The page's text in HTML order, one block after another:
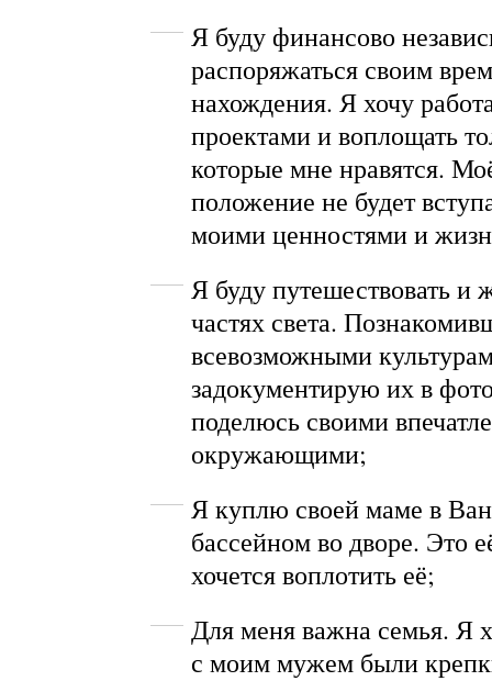
Я буду финансово
распоряжаться своим
нахождения. Я хочу
проектами и воплощать
которые мне нравятся.
положение не будет
моими ценностями и
Я буду путешествовать и
частях света.
всевозможными
задокументирую их в
поделюсь своими
окружающими;
Я куплю своей маме в
бассейном во дворе. Это
хочется воплотить её;
Для меня важна семья. Я
с моим мужем были